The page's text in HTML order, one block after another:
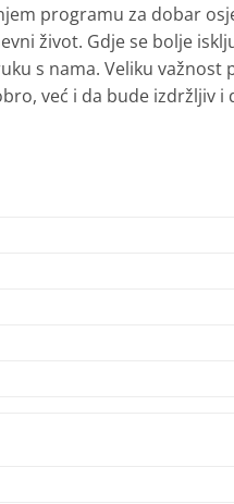
programu za dobar
život. Gdje se bolje
s nama. Veliku
već i da bude izdržljiv